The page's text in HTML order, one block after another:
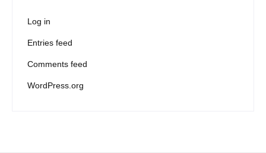
Log in
Entries feed
Comments feed
WordPress.org